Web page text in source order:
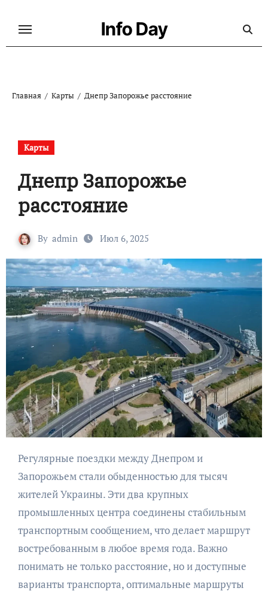
Info Day
Главная Карты Днепр Запорожье расстояние
Карты
Днепр Запорожье
расстояние
By admin Июл 6, 2025
Регулярные поездки между Днепром и
Запорожьем стали обыденностью для тысяч
жителей Украины. Эти два крупных
промышленных центра соединены стабильным
транспортным сообщением, что делает маршрут
востребованным в любое время года. Важно
понимать не только расстояние, но и доступные
варианты транспорта, оптимальные маршруты